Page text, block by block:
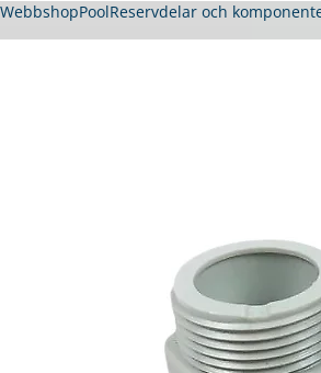
WebbshopPoolReservdelar och